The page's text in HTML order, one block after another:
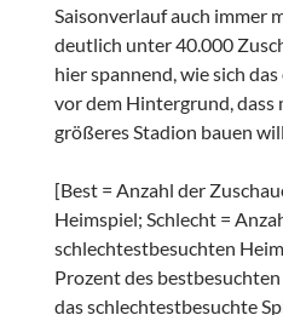
Saisonverlauf auch immer
deutlich unter 40.000
hier spannend, wie sich
vor dem Hintergrund, dass
größeres Stadion bauen
[Best = Anzahl der
Heimspiel; Schlecht =
schlechtestbesuchten
Prozent des
das schlechtestbesuchte